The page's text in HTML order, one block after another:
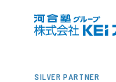
SILVER PARTNER